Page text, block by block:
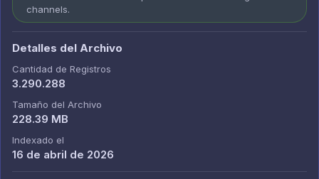
channels.
Detalles del Archivo
Cantidad de Registros
3.290.288
Tamaño del Archivo
228.39 MB
Indexado el
16 de abril de 2026